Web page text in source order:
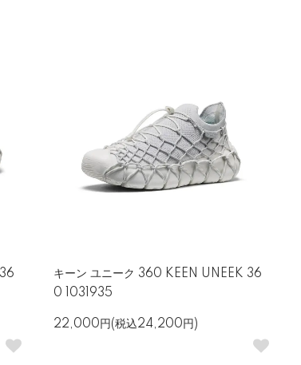
キーン ユニーク 360 KEEN UNEEK 36
0 1031935
22,000円(税込24,200円)